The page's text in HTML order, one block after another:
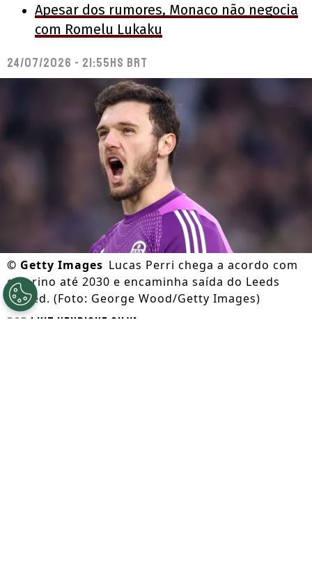
Apesar dos rumores, Monaco não negocia
com Romelu Lukaku
24/07/2026 - 21:55hs BRT
© Getty Images Lucas Perri chega a acordo com
o Torino até 2030 e encaminha saída do Leeds
United. (Foto: George Wood/Getty Images)
Por Luiz Henrique Silva